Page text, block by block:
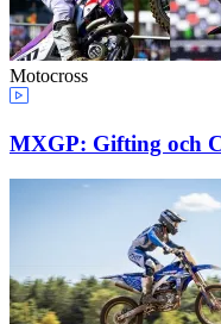
Motocross
MXGP: Gifting och